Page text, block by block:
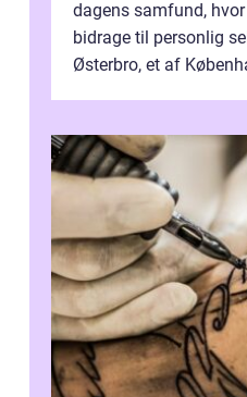
dagens samfund,
bidrage til personlig
Østerbro, et af